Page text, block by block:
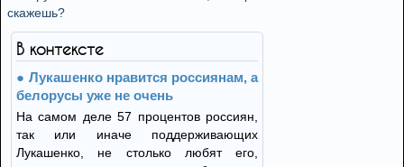
скажешь?
В контексте
Лукашенко нравится россиянам, а
белорусы уже не очень
На самом деле 57 процентов россиян,
так или иначе поддерживающих
Лукашенко, не столько любят его,